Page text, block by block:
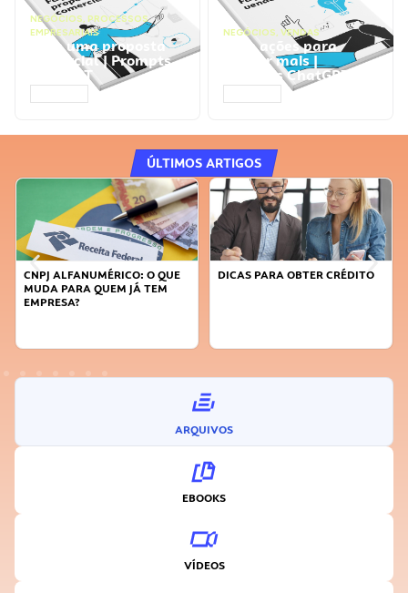
NEGÓCIOS, PROCESSOS
EMPRESARIAIS
Faça uma proposta
comercial | Prompts
ChatGPT
NEGÓCIOS, VENDAS
Faça ações para
vender mais |
Prompts ChatGPT
ÚLTIMOS ARTIGOS
DICAS PARA OBTER CRÉDITO
FAÇA A DIFERENÇA: SEJA
ARQUIVOS
EBOOKS
VÍDEOS